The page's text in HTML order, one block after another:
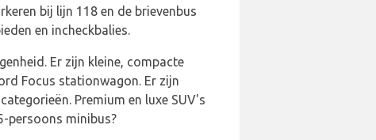
bij lijn 118 en de brievenbus
en incheckbalies.
Er zijn kleine, compacte
Focus stationwagon. Er zijn
Premium en luxe SUV's
persoons minibus?